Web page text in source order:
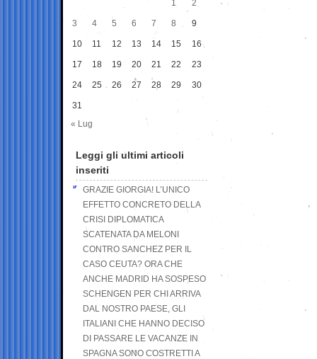
1
2
3 4 5 6 7 8 9
10 11 12 13 14 15 16
17 18 19 20 21 22 23
24 25 26 27 28 29 30
31
« Lug
Leggi gli ultimi articoli
inseriti
GRAZIE GIORGIA! L’UNICO
EFFETTO CONCRETO DELLA
CRISI DIPLOMATICA
SCATENATA DA MELONI
CONTRO SANCHEZ PER IL
CASO CEUTA? ORA CHE
ANCHE MADRID HA SOSPESO
SCHENGEN PER CHI ARRIVA
DAL NOSTRO PAESE, GLI
ITALIANI CHE HANNO DECISO
DI PASSARE LE VACANZE IN
SPAGNA SONO COSTRETTI A